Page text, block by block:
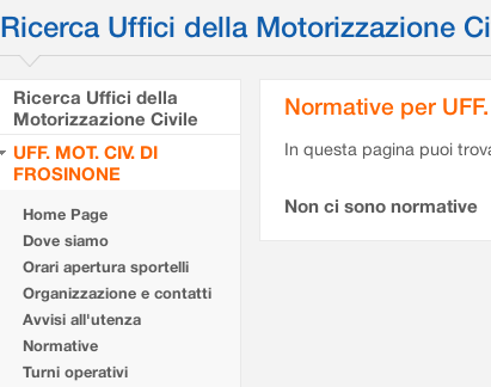
Ricerca Uffici della Motorizzazione
Ricerca Uffici della
Motorizzazione Civile
UFF. MOT. CIV. DI
FROSINONE
Home Page
Dove siamo
Orari apertura sportelli
Organizzazione e contatti
Avvisi all'utenza
Normative
Turni operativi
Normative per
In questa pagina puoi
Non ci sono normative